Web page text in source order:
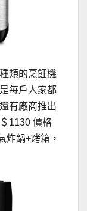
類的烹飪機
每戶人家都
有廠商推出
1130 價格
炸鍋+烤箱，